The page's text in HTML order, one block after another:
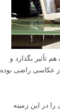
تأثیر بگذارد و
عکاسی راضی بوده
در این زمینه